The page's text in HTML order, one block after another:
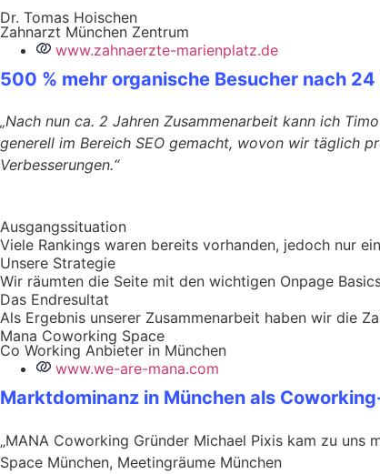
Dr. Tomas Hoischen
Zahnarzt München Zentrum
www.zahnaerzte-marienplatz.de
500 % mehr organische Besucher nach
„Nach nun ca. 2 Jahren Zusammenarbeit kann ich
generell im Bereich SEO gemacht, wovon wir täglich
Verbesserungen.“
Ausgangssituation
Viele Rankings waren bereits vorhanden, jedoch nur
Unsere Strategie
Wir räumten die Seite mit den wichtigen Onpage
Das Endresultat
Als Ergebnis unserer Zusammenarbeit haben wir die
Mana Coworking Space
Co Working Anbieter in München
www.we-are-mana.com
Marktdominanz in München als
„MANA Coworking Gründer Michael Pixis kam zu
Space München, Meetingräume München